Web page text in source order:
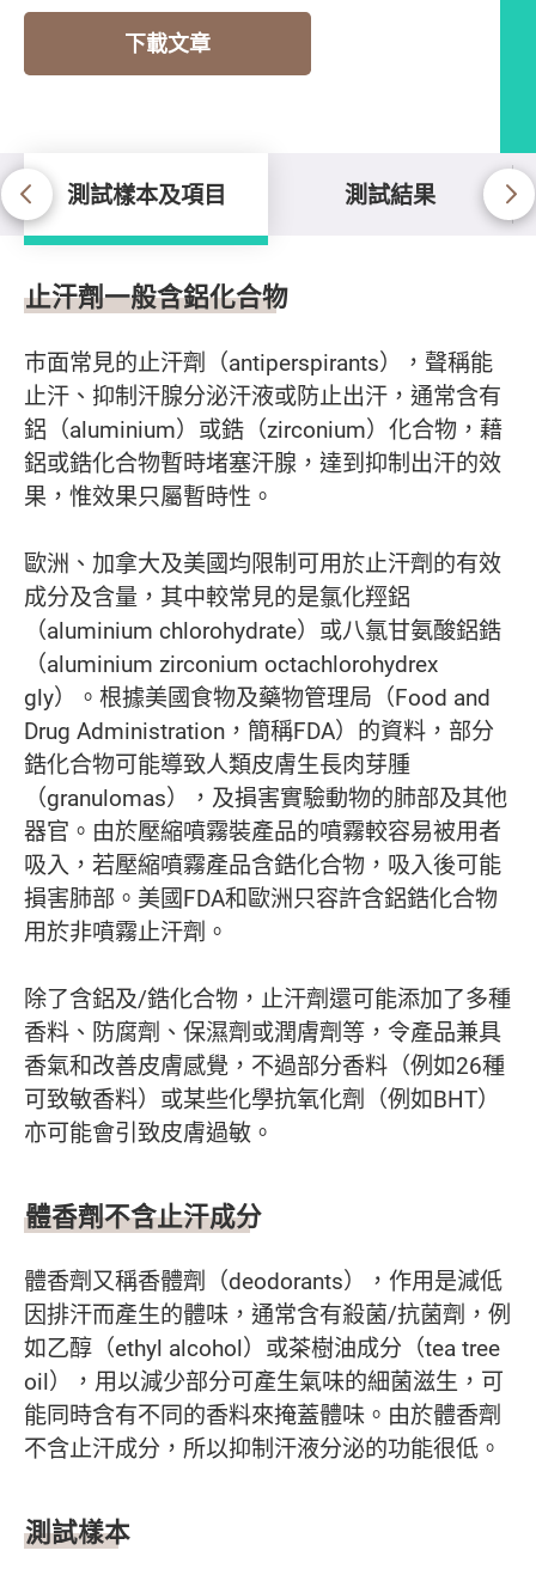
下載文章
測試樣本及項目 測試結果
測試樣本及項目
止汗劑一般含鋁化合物
巿面常見的止汗劑（antiperspirants），聲稱能
止汗、抑制汗腺分泌汗液或防止出汗，通常含有
鋁（aluminium）或鋯（zirconium）化合物，藉
鋁或鋯化合物暫時堵塞汗腺，達到抑制出汗的效
果，惟效果只屬暫時性。
歐洲、加拿大及美國均限制可用於止汗劑的有效
成分及含量，其中較常見的是氯化羥鋁
（aluminium chlorohydrate）或八氯甘氨酸鋁鋯
（aluminium zirconium octachlorohydrex
gly）。根據美國食物及藥物管理局（Food and
Drug Administration，簡稱FDA）的資料，部分
鋯化合物可能導致人類皮膚生長肉芽腫
（granulomas），及損害實驗動物的肺部及其他
器官。由於壓縮噴霧裝產品的噴霧較容易被用者
吸入，若壓縮噴霧產品含鋯化合物，吸入後可能
損害肺部。美國FDA和歐洲只容許含鋁鋯化合物
用於非噴霧止汗劑。
除了含鋁及/鋯化合物，止汗劑還可能添加了多種
香料、防腐劑、保濕劑或潤膚劑等，令產品兼具
香氣和改善皮膚感覺，不過部分香料（例如26種
可致敏香料）或某些化學抗氧化劑（例如BHT）
亦可能會引致皮膚過敏。
體香劑不含止汗成分
體香劑又稱香體劑（deodorants），作用是減低
因排汗而產生的體味，通常含有殺菌/抗菌劑，例
如乙醇（ethyl alcohol）或茶樹油成分（tea tree
oil），用以減少部分可產生氣味的細菌滋生，可
能同時含有不同的香料來掩蓋體味。由於體香劑
不含止汗成分，所以抑制汗液分泌的功能很低。
測試樣本